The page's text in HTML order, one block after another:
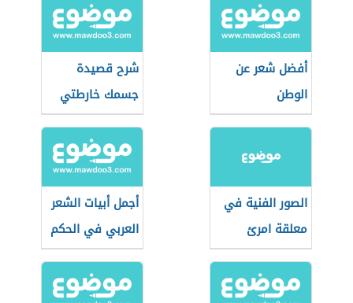
أفضل شعر عن
الوطن
شرح قصيدة
جسمك خارطتي
الصور الفنية في
معلقة امرئ
القيس (قفا
نبكي)
أجمل أبيات الشعر
العربي في الحكم